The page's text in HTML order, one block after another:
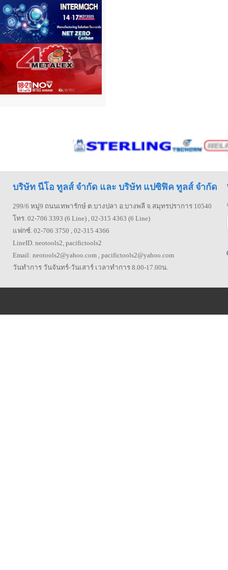
บริษัท นีโอ ทูลส์ จำกัด และ บริษัท แปซิฟิค ทูลส์ จำกัด
299/6 หมู่9 ถนนเทพารักษ์ ต.บางปลา อ.บางพลี จ.สมุทรปราการ 10540
โทร. 02-706 3393 (6 Line) , 02-315 4363 (6 Line)
แฟกซ์. 02-706 3750 , 02-315 4366
LineID. neotools2, pacifictools2
Email: neotools2@yahoo.com , pacifictools2@yahoo.com
วันทำการ วันจันทร์-วันเสาร์ เวลาทำการ 8.00-17.00น.